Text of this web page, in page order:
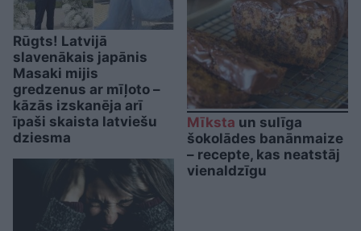
Rūgts! Latvijā
slavenākais japānis
Masaki mijis
gredzenus ar mīļoto –
kāzās izskanēja arī
īpaši skaista latviešu
dziesma
Mīksta un sulīga
šokolādes banānmaize
– recepte, kas neatstāj
vienaldzīgu